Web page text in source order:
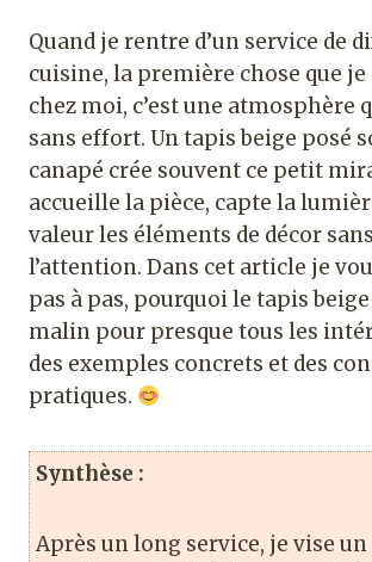
Quand je rentre d’un service de
cuisine, la première chose que je
chez moi, c’est une atmosphère
sans effort. Un tapis beige posé
canapé crée souvent ce petit
accueille la pièce, capte la
valeur les éléments de décor
l’attention. Dans cet article je
pas à pas, pourquoi le tapis
malin pour presque tous les
des exemples concrets et des
pratiques.
Synthèse :
Après un long service, je vise